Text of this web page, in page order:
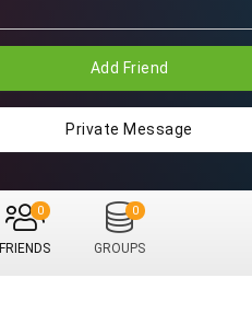
Add Friend
Private Message
FRIENDS
0
GROUPS
0